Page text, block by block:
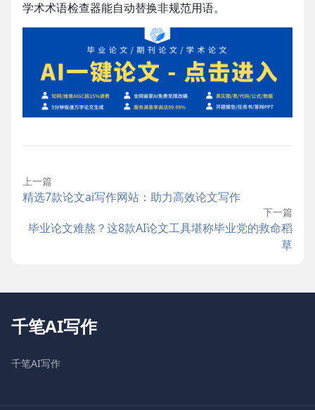
学术术语检查器能自动替换非规范用语。
上一篇
精选7款论文ai写作网站：助力高效论文写作
下一篇
毕业论文难熬？这8款AI论文工具堪称毕业党的救命稻
草
千笔AI写作
千笔AI写作